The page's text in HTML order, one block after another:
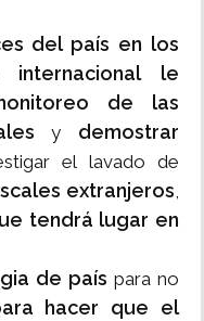
del país en los
internacional le
de las
y demostrar
el lavado de
extranjeros,
tendrá lugar en
de país para no
hacer que el